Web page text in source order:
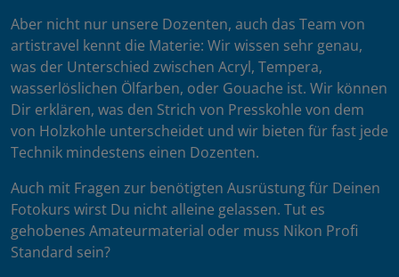
Aber nicht nur unsere Dozenten, auch das Team von
artistravel kennt die Materie: Wir wissen sehr genau,
was der Unterschied zwischen Acryl, Tempera,
wasserlöslichen Ölfarben, oder Gouache ist. Wir können
Dir erklären, was den Strich von Presskohle von dem
von Holzkohle unterscheidet und wir bieten für fast jede
Technik mindestens einen Dozenten.
Auch mit Fragen zur benötigten Ausrüstung für Deinen
Fotokurs wirst Du nicht alleine gelassen. Tut es
gehobenes Amateurmaterial oder muss Nikon Profi
Standard sein?